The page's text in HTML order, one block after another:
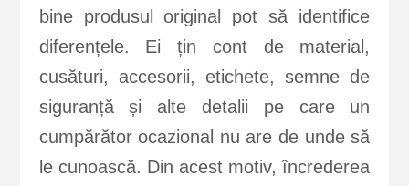
bine produsul original pot să identifice
diferențele. Ei țin cont de material,
cusături, accesorii, etichete, semne de
siguranță și alte detalii pe care un
cumpărător ocazional nu are de unde să
le cunoască. Din acest motiv, încrederea